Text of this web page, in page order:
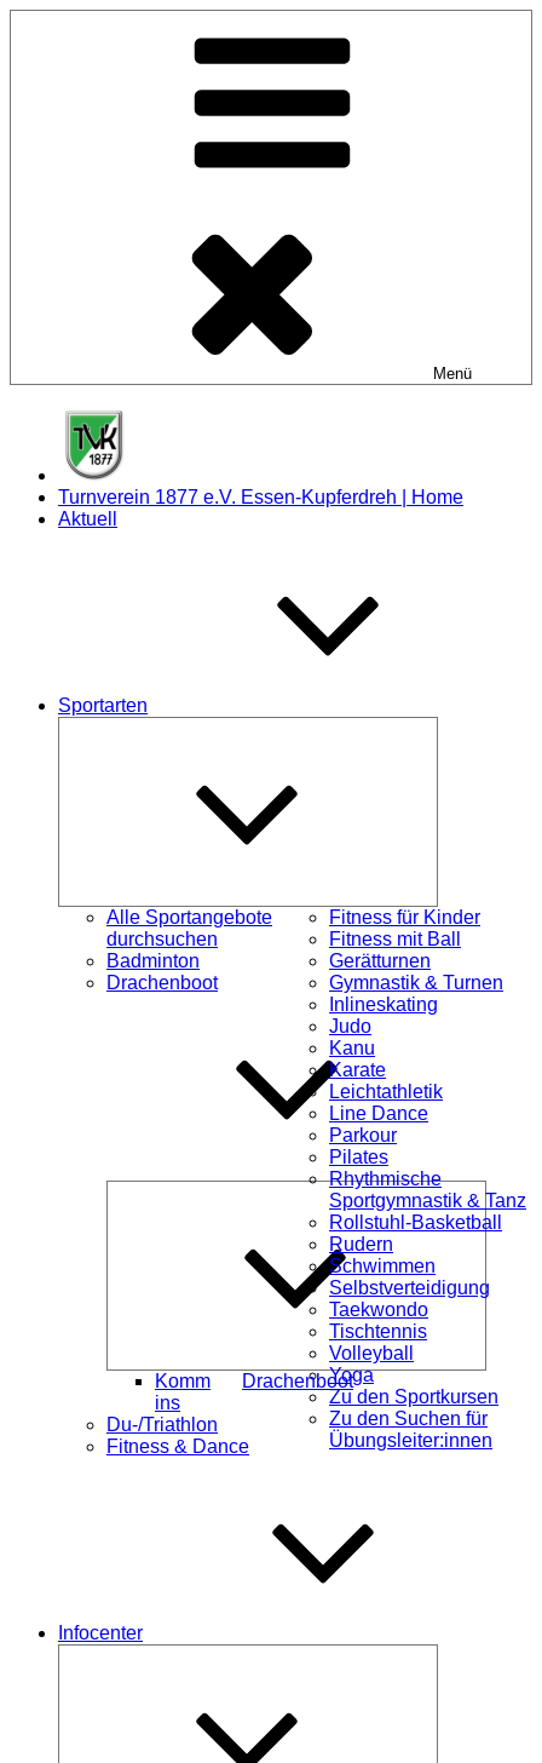
Menü
Turnverein 1877 e.V. Essen-Kupferdreh | Home
Aktuell
Sportarten
Alle Sportangebote
durchsuchen
Badminton
Drachenboot
öffnen
Komm
ins
Drachenboot
Du-/Triathlon
Fitness & Dance
Fitness für Kinder
Fitness mit Ball
Gerätturnen
Gymnastik & Turnen
Inlineskating
Judo
Kanu
Karate
Leichtathletik
Line Dance
Parkour
Pilates
Rhythmische
Sportgymnastik & Tanz
Rollstuhl-Basketball
Rudern
Schwimmen
Selbstverteidigung
Taekwondo
Tischtennis
Volleyball
Yoga
Zu den Sportkursen
Zu den Suchen für
Übungsleiter:innen
Infocenter